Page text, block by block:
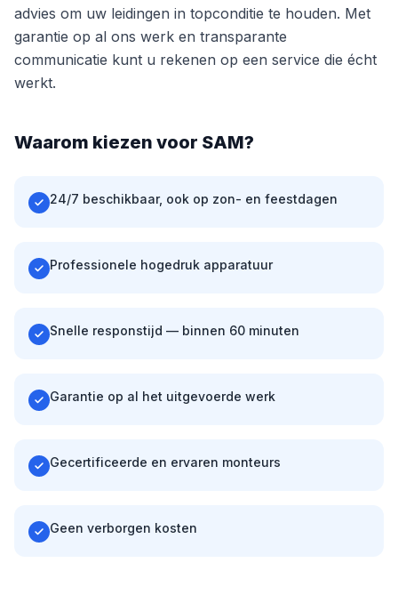
advies om uw leidingen in topconditie te houden. Met
garantie op al ons werk en transparante
communicatie kunt u rekenen op een service die écht
werkt.
Waarom kiezen voor SAM?
24/7 beschikbaar, ook op zon- en feestdagen
Professionele hogedruk apparatuur
Snelle responstijd — binnen 60 minuten
Garantie op al het uitgevoerde werk
Gecertificeerde en ervaren monteurs
Geen verborgen kosten